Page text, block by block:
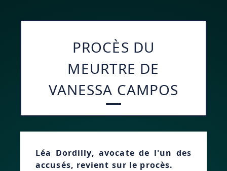
PROCÈS DU
MEURTRE DE
VANESSA CAMPOS
Léa Dordilly, avocate de l'un des
accusés, revient sur le procès.